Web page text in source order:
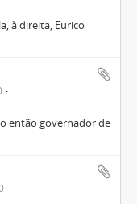
à direita, Eurico
então governador de